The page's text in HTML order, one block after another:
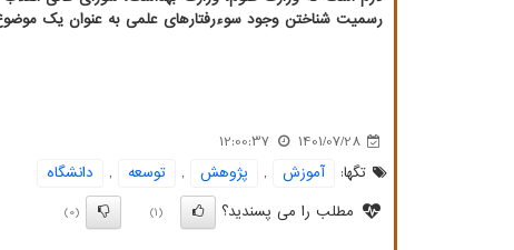
رسمیت شناختن وجود سوءرفتارهای علمی به عنوان یک
1401/07/28
12:00:37
تگها:
آموزش , پژوهش , توسعه ,
دانشگاه
مطلب را می پسندید؟
(1)
(0)